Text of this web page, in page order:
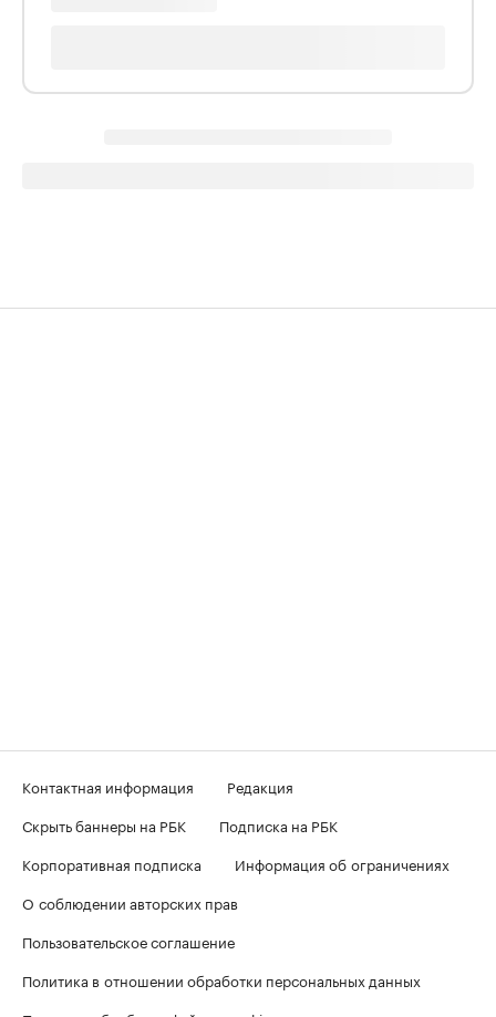
Контактная информация
Редакция
Скрыть баннеры на РБК
Подписка на РБК
Корпоративная подписка
Информация об ограничениях
О соблюдении авторских прав
Пользовательское соглашение
Политика в отношении обработки персональных данных